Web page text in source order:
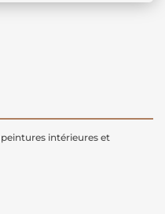
intérieures et